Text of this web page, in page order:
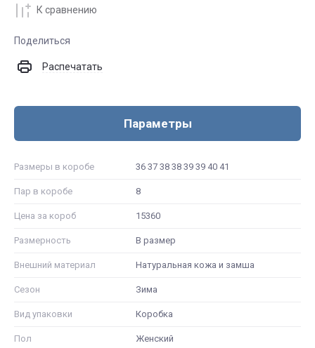
К сравнению
Поделиться
Распечатать
Параметры
Размеры в коробе 36 37 38 38 39 39 40 41
Пар в коробе 8
Цена за короб 15360
Размерность В размер
Внешний материал Натуральная кожа и замша
Сезон Зима
Вид упаковки Коробка
Пол Женский